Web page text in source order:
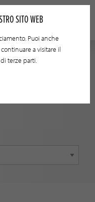
usando le
SITO WEB
Puoi anche
a visitare il
terze parti.